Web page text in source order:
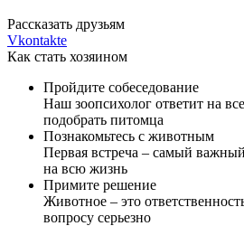
Рассказать друзьям
Vkontakte
Как стать хозяином
Пройдите собеседование
Наш зоопсихолог ответит на
подобрать питомца
Познакомьтесь с животным
Первая встреча – самый
на всю жизнь
Примите решение
Животное – это
вопросу серьезно